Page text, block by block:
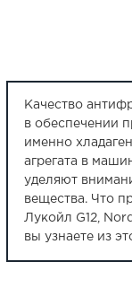
Качество
в обеспечении
именно
агрегата в
уделяют
вещества. Что
Лукойл G12,
вы узнаете из